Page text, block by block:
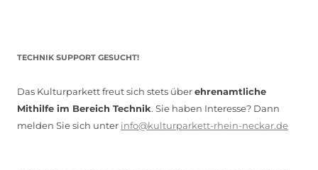
TECHNIK SUPPORT GESUCHT!
Das Kulturparkett freut sich stets überehrenamtliche
Mithilfe im Bereich Technik. Sie haben Interesse? Dann
melden Sie sich unter info@kulturparkett-rhein-neckar.de